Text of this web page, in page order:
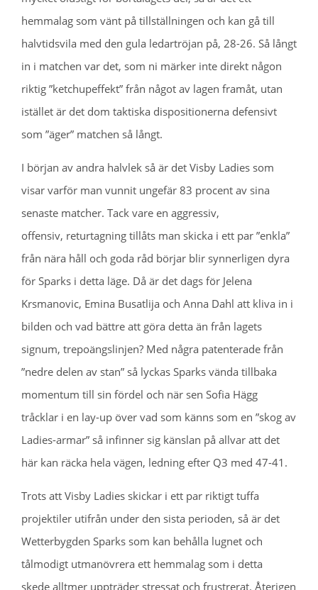
hemmalag som vänt på tillställningen och kan gå till
halvtidsvila med den gula ledartröjan på, 28-26. Så långt
in i matchen var det, som ni märker inte direkt någon
riktig ”ketchupeffekt” från något av lagen framåt, utan
istället är det dom taktiska dispositionerna defensivt
som ”äger” matchen så långt.
I början av andra halvlek så är det Visby Ladies som
visar varför man vunnit ungefär 83 procent av sina
senaste matcher. Tack vare en aggressiv,
offensiv, returtagning tillåts man skicka i ett par ”enkla”
från nära håll och goda råd börjar blir synnerligen dyra
för Sparks i detta läge. Då är det dags för Jelena
Krsmanovic, Emina Busatlija och Anna Dahl att kliva in i
bilden och vad bättre att göra detta än från lagets
signum, trepoängslinjen? Med några patenterade från
”nedre delen av stan” så lyckas Sparks vända tillbaka
momentum till sin fördel och när sen Sofia Hägg
tråcklar i en lay-up över vad som känns som en ”skog av
Ladies-armar” så infinner sig känslan på allvar att det
här kan räcka hela vägen, ledning efter Q3 med 47-41.
Trots att Visby Ladies skickar i ett par riktigt tuffa
projektiler utifrån under den sista perioden, så är det
Wetterbygden Sparks som kan behålla lugnet och
tålmodigt utmanövrera ett hemmalag som i detta
skede alltmer uppträder stressat och frustrerat. Återigen